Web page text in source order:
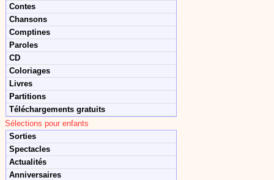
Contes
Chansons
Comptines
Paroles
CD
Coloriages
Livres
Partitions
Téléchargements gratuits
Sélections pour enfants
Sorties
Spectacles
Actualités
Anniversaires